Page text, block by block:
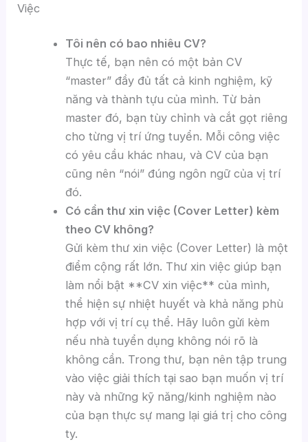
Việc
Tôi nên có bao nhiêu CV?
Thực tế, bạn nên có một bản CV
“master” đầy đủ tất cả kinh nghiệm, kỹ
năng và thành tựu của mình. Từ bản
master đó, bạn tùy chỉnh và cắt gọt riêng
cho từng vị trí ứng tuyển. Mỗi công việc
có yêu cầu khác nhau, và CV của bạn
cũng nên “nói” đúng ngôn ngữ của vị trí
đó.
Có cần thư xin việc (Cover Letter) kèm
theo CV không?
Gửi kèm thư xin việc (Cover Letter) là một
điểm cộng rất lớn. Thư xin việc giúp bạn
làm nổi bật **CV xin việc** của mình,
thể hiện sự nhiệt huyết và khả năng phù
hợp với vị trí cụ thể. Hãy luôn gửi kèm
nếu nhà tuyển dụng không nói rõ là
không cần. Trong thư, bạn nên tập trung
vào việc giải thích tại sao bạn muốn vị trí
này và những kỹ năng/kinh nghiệm nào
của bạn thực sự mang lại giá trị cho công
ty.